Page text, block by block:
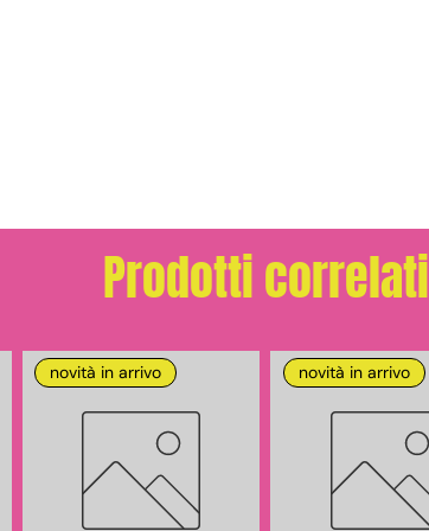
Prodotti correlati
novità in arrivo novità in arrivo